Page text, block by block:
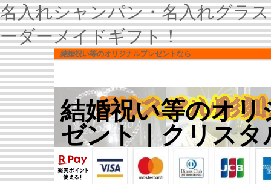
名入れシャンパン・名入れグラ
ーダーメイドギフト！
結婚祝い等のオリジナルプレゼントなら
結婚祝い等のオリ
ゼント｜クリスタ